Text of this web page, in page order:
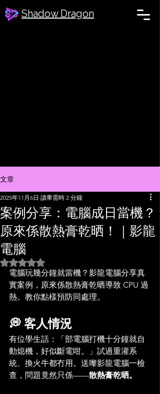
Shadow Dragon
文章
案例分享：電腦成日當機？
原來係散熱膏乾晒！｜影龍
電腦
2025年11月6日 讀畢需時 2 分鐘
評等為 NaN（最高為 5 顆星）。
電腦玩幾分鐘就當機？影龍電腦分享真
實案例，原來係散熱膏乾晒導致 CPU 過
熱。教你點樣預防同處理。
💭 客人情況
有位學生話：「部電腦打機十分鐘就自
動熄機，好似斷電咁。」試過重灌系
統、換火牛都冇用。送嚟影龍電腦一檢
查，問題竟然只係——散熱膏乾晒。